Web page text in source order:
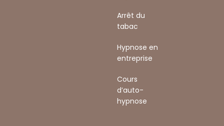
Arrêt du
tabac
Hypnose en
entreprise
Cours
d’auto-
hypnose